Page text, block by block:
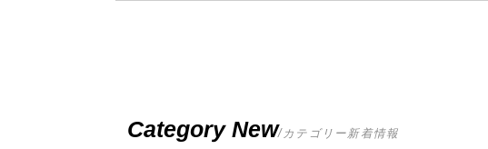
Category New/カテゴリー新着情報